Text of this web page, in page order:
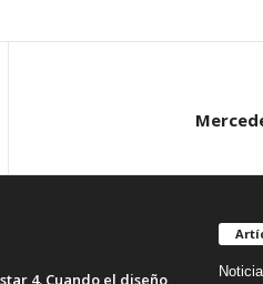
4. Cuando el diseño